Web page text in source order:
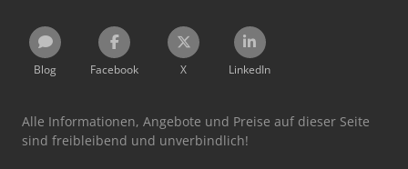
Blog Facebook X LinkedIn
Alle Informationen, Angebote und Preise auf dieser Seite
sind freibleibend und unverbindlich!